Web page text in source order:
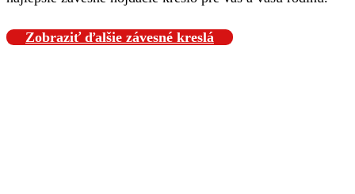
Zobraziť ďalšie závesné kreslá